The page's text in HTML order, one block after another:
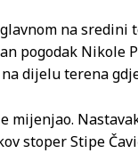
na sredini
pogodak Nikole
dijelu terena
mijenjao.
stoper Stipe